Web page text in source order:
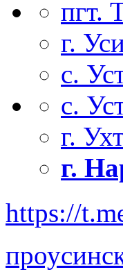
пгт.
г.
с.
с.
г.
г.
https://